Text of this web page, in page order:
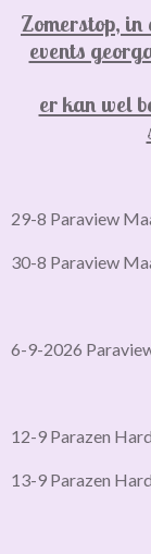
Zomerstop, in
events
er kan wel
29-8 Paraview
30-8 Paraview
6-9-2026
12-9 Parazen
13-9 Parazen